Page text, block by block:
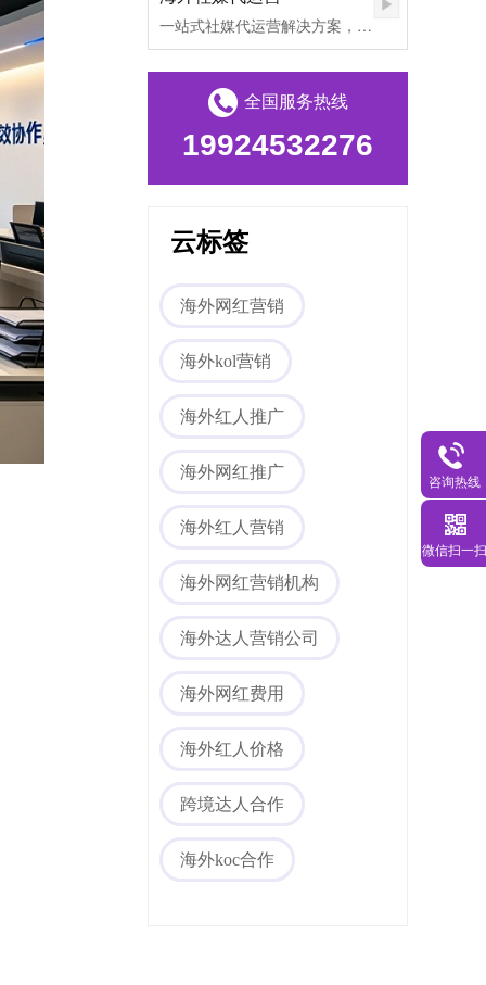
一站式社媒代运营解决方案，帮助出海企业打破文化壁垒，提升海外私域流量。
全国服务热线
19924532276
云标签
海外网红营销
海外kol营销
海外红人推广
海外网红推广
海外红人营销
海外网红营销机构
海外达人营销公司
海外网红费用
海外红人价格
跨境达人合作
海外koc合作
咨询热线
微信扫一扫